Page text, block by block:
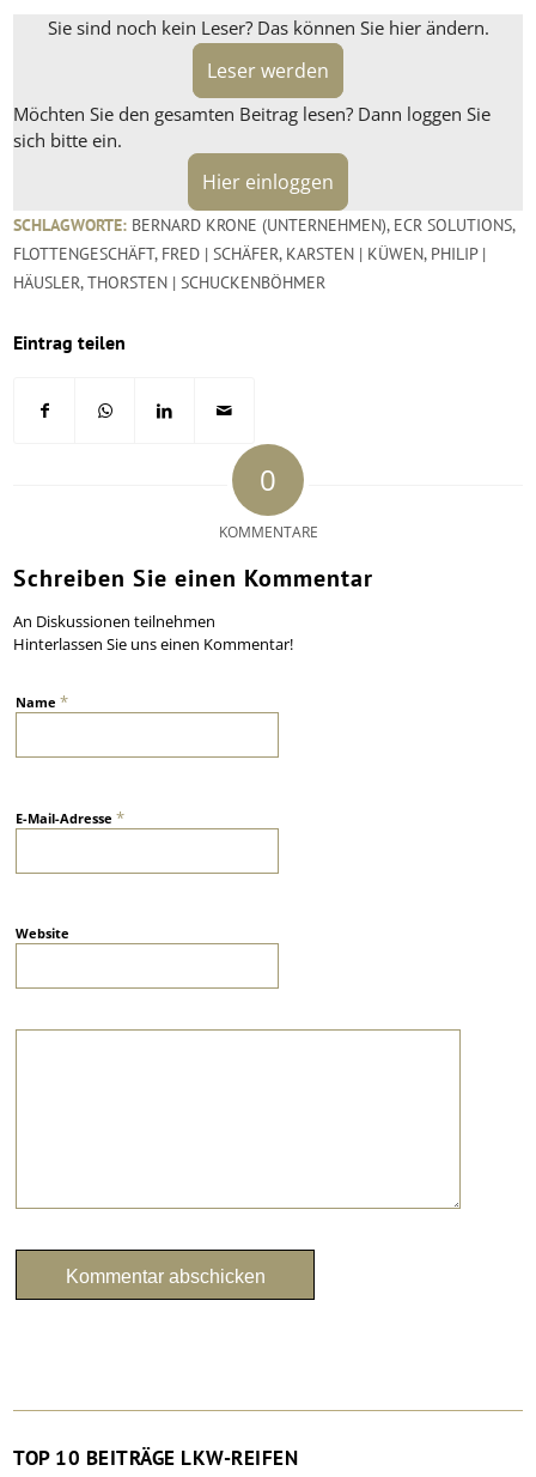
Sie sind noch kein Leser? Das können Sie hier ändern.
Leser werden
Möchten Sie den gesamten Beitrag lesen? Dann loggen Sie
sich bitte ein.
Hier einloggen
SCHLAGWORTE: BERNARD KRONE (UNTERNEHMEN), ECR SOLUTIONS,
FLOTTENGESCHÄFT, FRED | SCHÄFER, KARSTEN | KÜWEN, PHILIP |
HÄUSLER,THORSTEN | SCHUCKENBÖHMER
Eintrag teilen
0
KOMMENTARE
Schreiben Sie einen Kommentar
An Diskussionen teilnehmen
Hinterlassen Sie uns einen Kommentar!
Name*
E-Mail-Adresse*
Website
TOP 10 BEITRÄGE LKW-REIFEN